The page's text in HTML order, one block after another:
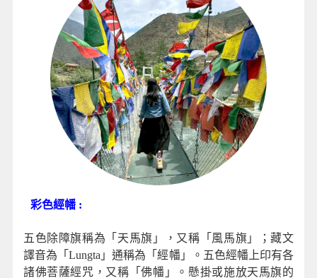
彩色經幡 :
五色除障旗稱為「天馬旗」，又稱「風馬旗」；藏文
譯音為「Lungta」通稱為「經幡」。五色經幡上印有各
諸佛菩薩經咒，又稱「佛幡」。懸掛或施放天馬旗的